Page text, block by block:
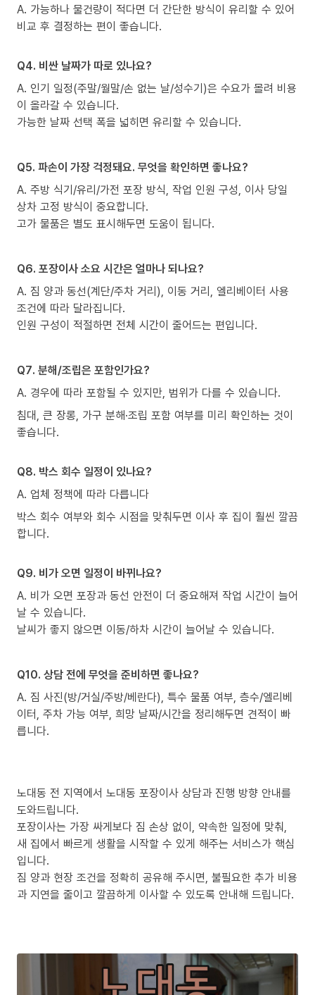
A. 가능하나 물건량이 적다면 더 간단한 방식이 유리할 수 있어
비교 후 결정하는 편이 좋습니다.
Q4. 비싼 날짜가 따로 있나요?
A. 인기 일정(주말/월말/손 없는 날/성수기)은 수요가 몰려 비용
이 올라갈 수 있습니다.
가능한 날짜 선택 폭을 넓히면 유리할 수 있습니다.
Q5. 파손이 가장 걱정돼요. 무엇을 확인하면 좋나요?
A. 주방 식기/유리/가전 포장 방식, 작업 인원 구성, 이사 당일
상차 고정 방식이 중요합니다.
고가 물품은 별도 표시해두면 도움이 됩니다.
Q6. 포장이사 소요 시간은 얼마나 되나요?
A. 짐 양과 동선(계단/주차 거리), 이동 거리, 엘리베이터 사용
조건에 따라 달라집니다.
인원 구성이 적절하면 전체 시간이 줄어드는 편입니다.
Q7. 분해/조립은 포함인가요?
A. 경우에 따라 포함될 수 있지만, 범위가 다를 수 있습니다.
침대, 큰 장롱, 가구 분해·조립 포함 여부를 미리 확인하는 것이
좋습니다.
Q8. 박스 회수 일정이 있나요?
A. 업체 정책에 따라 다릅니다
박스 회수 여부와 회수 시점을 맞춰두면 이사 후 집이 훨씬 깔끔
합니다.
Q9. 비가 오면 일정이 바뀌나요?
A. 비가 오면 포장과 동선 안전이 더 중요해져 작업 시간이 늘어
날 수 있습니다.
날씨가 좋지 않으면 이동/하차 시간이 늘어날 수 있습니다.
Q10. 상담 전에 무엇을 준비하면 좋나요?
A. 짐 사진(방/거실/주방/베란다), 특수 물품 여부, 층수/엘리베
이터, 주차 가능 여부, 희망 날짜/시간을 정리해두면 견적이 빠
릅니다.
노대동 전 지역에서 노대동 포장이사 상담과 진행 방향 안내를
도와드립니다.
포장이사는 가장 싸게보다 짐 손상 없이, 약속한 일정에 맞춰,
새 집에서 빠르게 생활을 시작할 수 있게 해주는 서비스가 핵심
입니다.
짐 양과 현장 조건을 정확히 공유해 주시면, 불필요한 추가 비용
과 지연을 줄이고 깔끔하게 이사할 수 있도록 안내해 드립니다.